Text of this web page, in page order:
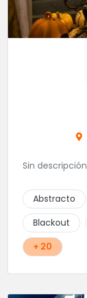
Sin descripción
Abstracto
Blackout
+ 20